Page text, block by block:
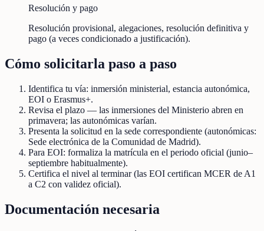
Resolución y pago
Resolución provisional, alegaciones, resolución definitiva y
pago (a veces condicionado a justificación).
Cómo solicitarla paso a paso
Identifica tu vía: inmersión ministerial, estancia autonómica,
EOI o Erasmus+.
Revisa el plazo — las inmersiones del Ministerio abren en
primavera; las autonómicas varían.
Presenta la solicitud en la sede correspondiente (autonómicas:
Sede electrónica de la Comunidad de Madrid).
Para EOI: formaliza la matrícula en el periodo oficial (junio–
septiembre habitualmente).
Certifica el nivel al terminar (las EOI certifican MCER de A1
a C2 con validez oficial).
Documentación necesaria